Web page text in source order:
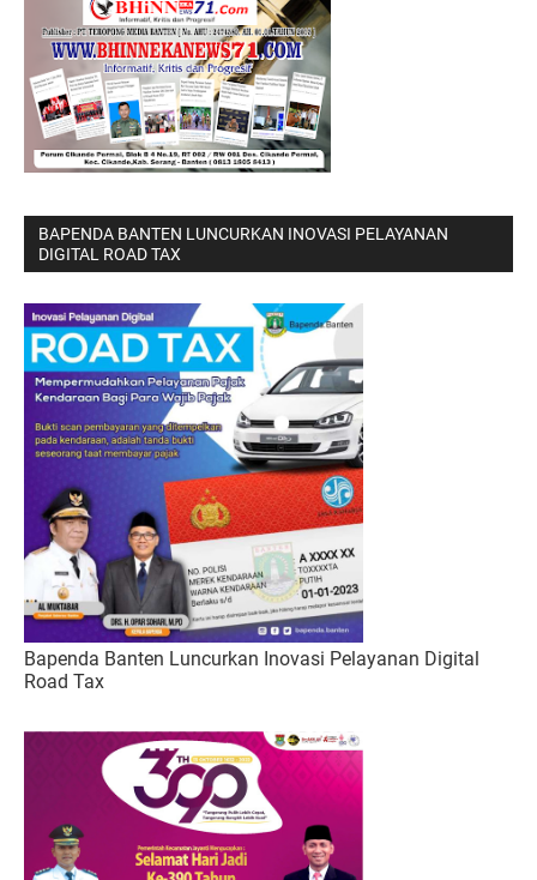
BAPENDA BANTEN LUNCURKAN INOVASI PELAYANAN
DIGITAL ROAD TAX
Bapenda Banten Luncurkan Inovasi Pelayanan Digital
Road Tax